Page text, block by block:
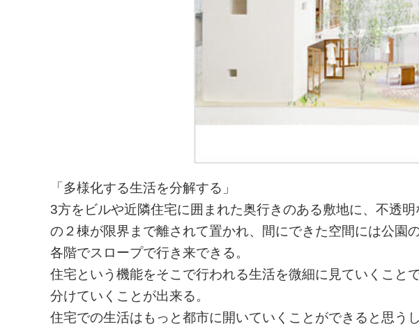
「多様化する生活を分解する」
3方をビルや近隣住宅に囲まれた奥行きのある敷地に、不透
の２棟が限界まで離されて置かれ、間にできた空間には公園
各階でスロープで行き来できる。
住宅という機能をそこで行われる生活を微細に見ていくこと
分けていくことが出来る。
住宅での生活はもっと都市に開いていくことができると思う